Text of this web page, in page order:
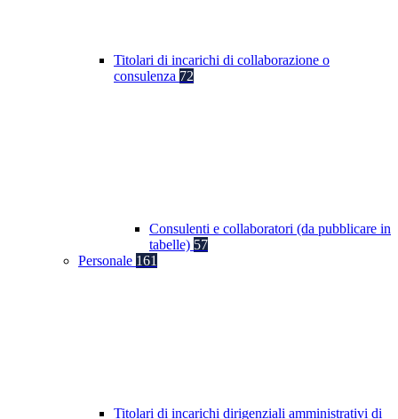
Titolari di incarichi di collaborazione o
consulenza 72
Consulenti e collaboratori (da pubblicare in
tabelle) 57
Personale 161
Titolari di incarichi dirigenziali amministrativi di